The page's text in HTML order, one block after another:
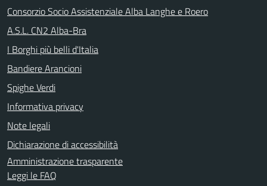
Consorzio Socio Assistenziale Alba Langhe e Roero
A.S.L. CN2 Alba-Bra
I Borghi più belli d'Italia
Bandiere Arancioni
Spighe Verdi
Informativa privacy
Note legali
Dichiarazione di accessibilità
Amministrazione trasparente
Leggi le FAQ